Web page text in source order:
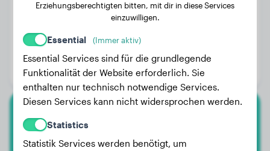
Gewicht:
Alter:
2 Jahre, 6 Monate
Geschlecht:
Erziehungsberechtigten bitten, mit dir in diese Services
einzuwilligen.
Essential (Immer aktiv)
Essential Services sind für die grundlegende
Funktionalität der Website erforderlich. Sie
enthalten nur technisch notwendige Services.
Diesen Services kann nicht widersprochen werden.
Statistics
Statistik Services werden benötigt, um